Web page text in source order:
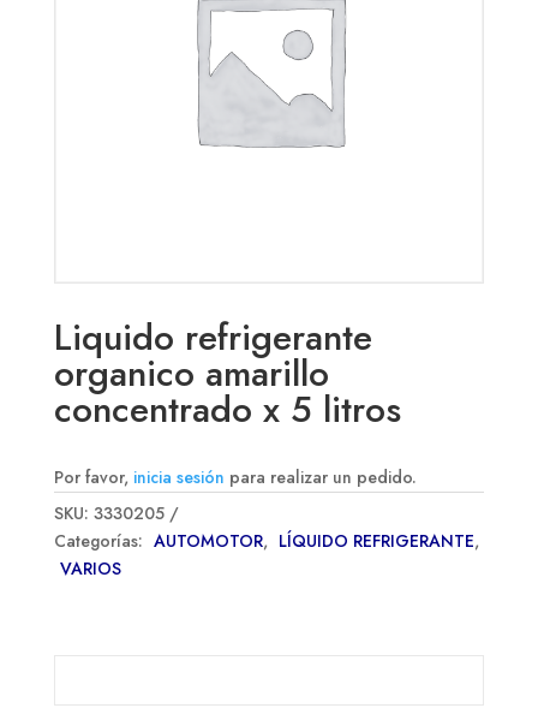
Liquido refrigerante
organico amarillo
concentrado x 5 litros
Por favor, inicia sesión para realizar un pedido.
SKU: 3330205
Categorías: AUTOMOTOR, LÍQUIDO REFRIGERANTE,
VARIOS